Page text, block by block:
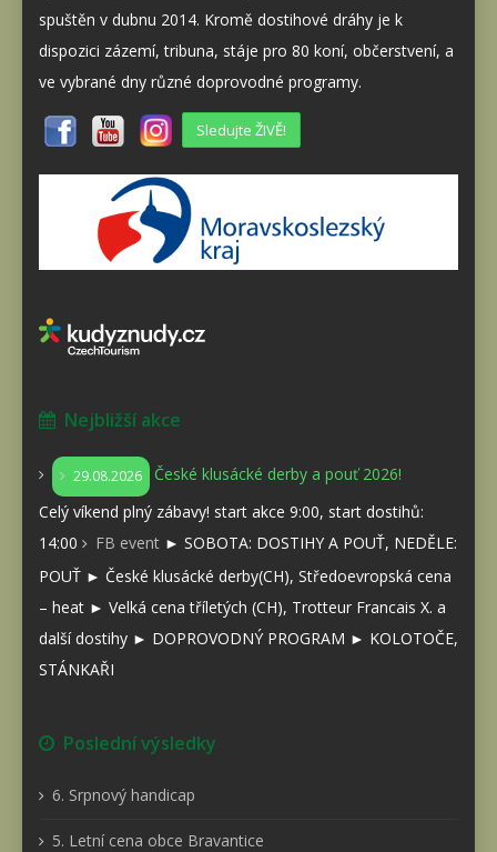
spuštěn v dubnu 2014. Kromě dostihové dráhy je k
dispozici zázemí, tribuna, stáje pro 80 koní, občerstvení, a
ve vybrané dny různé doprovodné programy.
Sledujte ŽIVĚ!
Nejbližší akce
29.08.2026
České klusácké derby a pouť 2026!
Celý víkend plný zábavy! start akce 9:00, start dostihů:
14:00
FB event ► SOBOTA: DOSTIHY A POUŤ, NEDĚLE:
POUŤ ► České klusácké derby(CH), Středoevropská cena
– heat ► Velká cena tříletých (CH), Trotteur Francais X. a
další dostihy ► DOPROVODNÝ PROGRAM ► KOLOTOČE,
STÁNKAŘI
Poslední výsledky
6. Srpnový handicap
5. Letní cena obce Bravantice